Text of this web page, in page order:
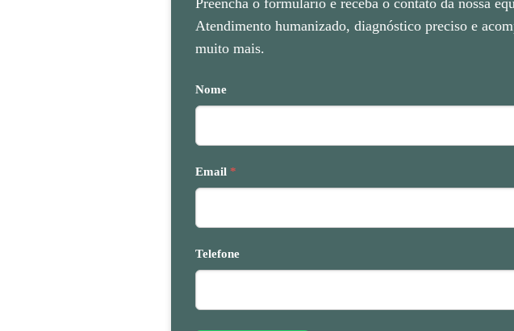
Preencha o formulário e receba o contato da nossa
Atendimento humanizado, diagnóstico preciso e
muito mais.
Nome
Email *
Telefone